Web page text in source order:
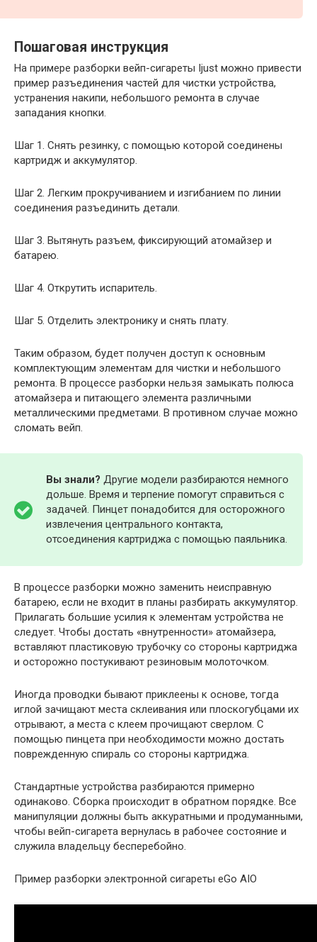
Пошаговая инструкция
На примере разборки вейп-сигареты Ijust можно привести
пример разъединения частей для чистки устройства,
устранения накипи, небольшого ремонта в случае
западания кнопки.
Шаг 1. Снять резинку, с помощью которой соединены
картридж и аккумулятор.
Шаг 2. Легким прокручиванием и изгибанием по линии
соединения разъединить детали.
Шаг 3. Вытянуть разъем, фиксирующий атомайзер и
батарею.
Шаг 4. Открутить испаритель.
Шаг 5. Отделить электронику и снять плату.
Таким образом, будет получен доступ к основным
комплектующим элементам для чистки и небольшого
ремонта. В процессе разборки нельзя замыкать полюса
атомайзера и питающего элемента различными
металлическими предметами. В противном случае можно
сломать вейп.
Вы знали? Другие модели разбираются немного
дольше. Время и терпение помогут справиться с
задачей. Пинцет понадобится для осторожного
извлечения центрального контакта,
отсоединения картриджа с помощью паяльника.
В процессе разборки можно заменить неисправную
батарею, если не входит в планы разбирать аккумулятор.
Прилагать большие усилия к элементам устройства не
следует. Чтобы достать «внутренности» атомайзера,
вставляют пластиковую трубочку со стороны картриджа
и осторожно постукивают резиновым молоточком.
Иногда проводки бывают приклеены к основе, тогда
иглой зачищают места склеивания или плоскогубцами их
отрывают, а места с клеем прочищают сверлом. С
помощью пинцета при необходимости можно достать
поврежденную спираль со стороны картриджа.
Стандартные устройства разбираются примерно
одинаково. Сборка происходит в обратном порядке. Все
манипуляции должны быть аккуратными и продуманными,
чтобы вейп-сигарета вернулась в рабочее состояние и
служила владельцу бесперебойно.
Пример разборки электронной сигареты eGo AIO